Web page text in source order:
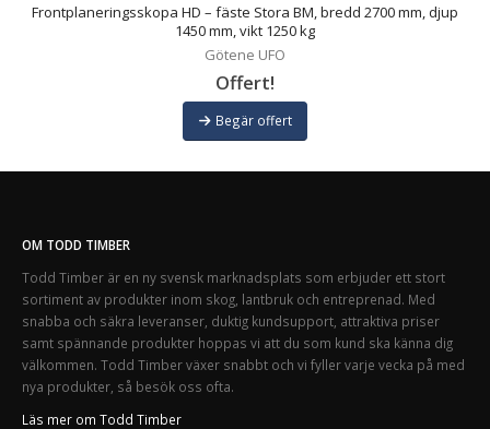
Frontplaneringsskopa HD – fäste Stora BM, bredd 2700 mm, djup
1450 mm, vikt 1250 kg
Götene UFO
Offert!
Begär offert
OM TODD TIMBER
Todd Timber är en ny svensk marknadsplats som erbjuder ett stort
sortiment av produkter inom skog, lantbruk och entreprenad. Med
snabba och säkra leveranser, duktig kundsupport, attraktiva priser
samt spännande produkter hoppas vi att du som kund ska känna dig
välkommen. Todd Timber växer snabbt och vi fyller varje vecka på med
nya produkter, så besök oss ofta.
Läs mer om Todd Timber